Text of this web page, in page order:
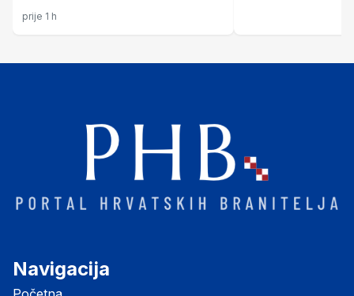
29. kolovoza
prije 1 h
Navigacija